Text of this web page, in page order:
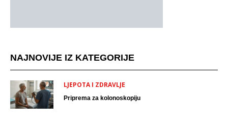
NAJNOVIJE IZ KATEGORIJE
LJEPOTA I ZDRAVLJE
Priprema za kolonoskopiju